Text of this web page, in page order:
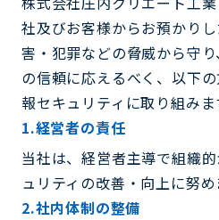
社及びお客様からお預かり
害・犯罪などの脅威から守
の信頼に応えるべく、以下
報セキュリティに取り組みま
1.経営者の責任
当社は、経営者主導で組織
ュリティの改善・向上に努め
2.社内体制の整備